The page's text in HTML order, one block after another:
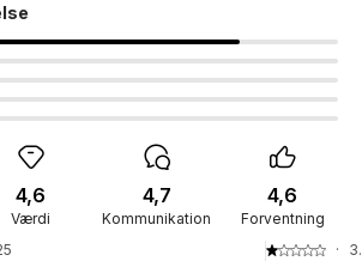
Værdi
4,6
Kommunikation
4,7
Forventning
4,6
·